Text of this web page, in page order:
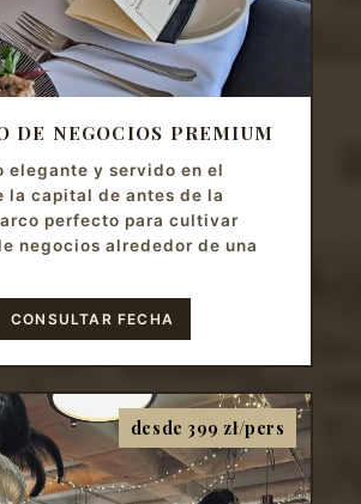
DE NEGOCIOS PREMIUM
elegante y servido en el
la capital de antes de la
perfecto para cultivar
negocios alrededor de una
CONSULTAR FECHA
desde 399 zł/pers